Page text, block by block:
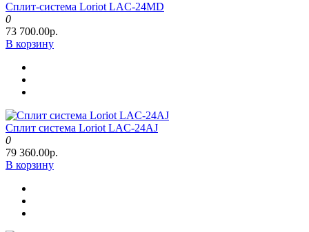
Сплит-система Loriot LAC-24MD
0
73 700.00р.
В корзину
Сплит система Loriot LAC-24AJ
0
79 360.00р.
В корзину